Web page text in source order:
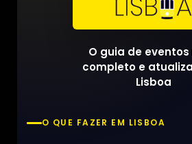
O guia de
completo e
Lisboa
O QUE FAZER EM LISBOA